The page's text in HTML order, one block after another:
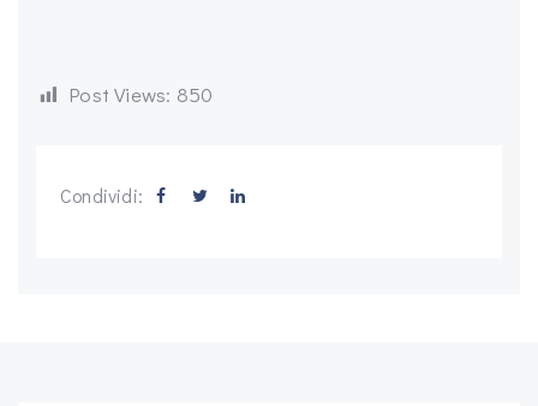
Post Views: 850
Condividi: